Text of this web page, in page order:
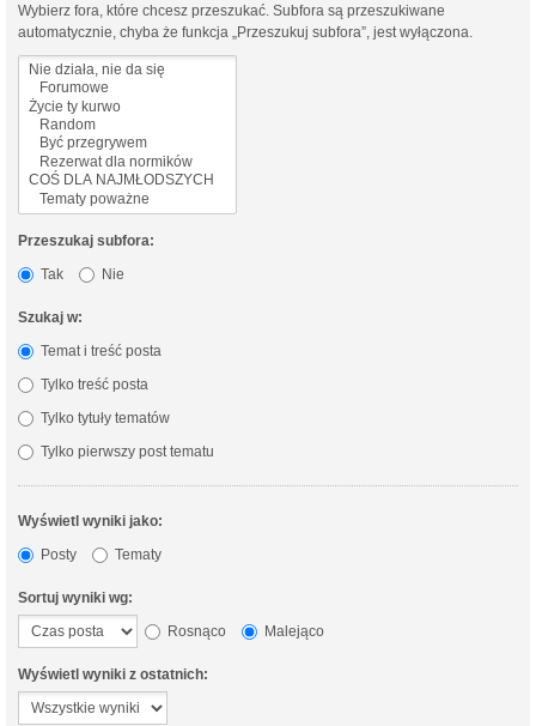
Wybierz fora, które chcesz przeszukać. Subfora są przeszukiwane
automatycznie, chyba że funkcja „Przeszukuj subfora”, jest wyłączona.
Przeszukaj subfora:
Tak
Nie
Szukaj w:
Temat i treść posta
Tylko treść posta
Tylko tytuły tematów
Tylko pierwszy post tematu
Wyświetl wyniki jako:
Posty
Tematy
Sortuj wyniki wg:
Rosnąco
Malejąco
Wyświetl wyniki z ostatnich: